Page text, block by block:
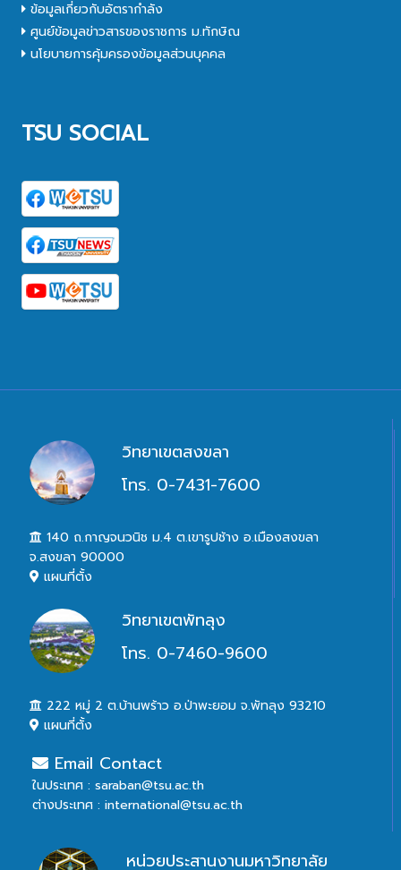
ข้อมูลเกี่ยวกับอัตรากำลัง
ศูนย์ข้อมูลข่าวสารของราชการ ม.ทักษิณ
นโยบายการคุ้มครองข้อมูลส่วนบุคคล
TSU SOCIAL
วิทยาเขตสงขลา
โทร. 0-7431-7600
140 ถ.กาญจนวนิช ม.4 ต.เขารูปช้าง อ.เมืองสงขลา
จ.สงขลา 90000
แผนที่ตั้ง
วิทยาเขตพัทลุง
โทร. 0-7460-9600
222 หมู่ 2 ต.บ้านพร้าว อ.ป่าพะยอม จ.พัทลุง 93210
แผนที่ตั้ง
Email Contact
ในประเทศ : saraban@tsu.ac.th
ต่างประเทศ : international@tsu.ac.th
หน่วยประสานงานมหาวิทยาลัย